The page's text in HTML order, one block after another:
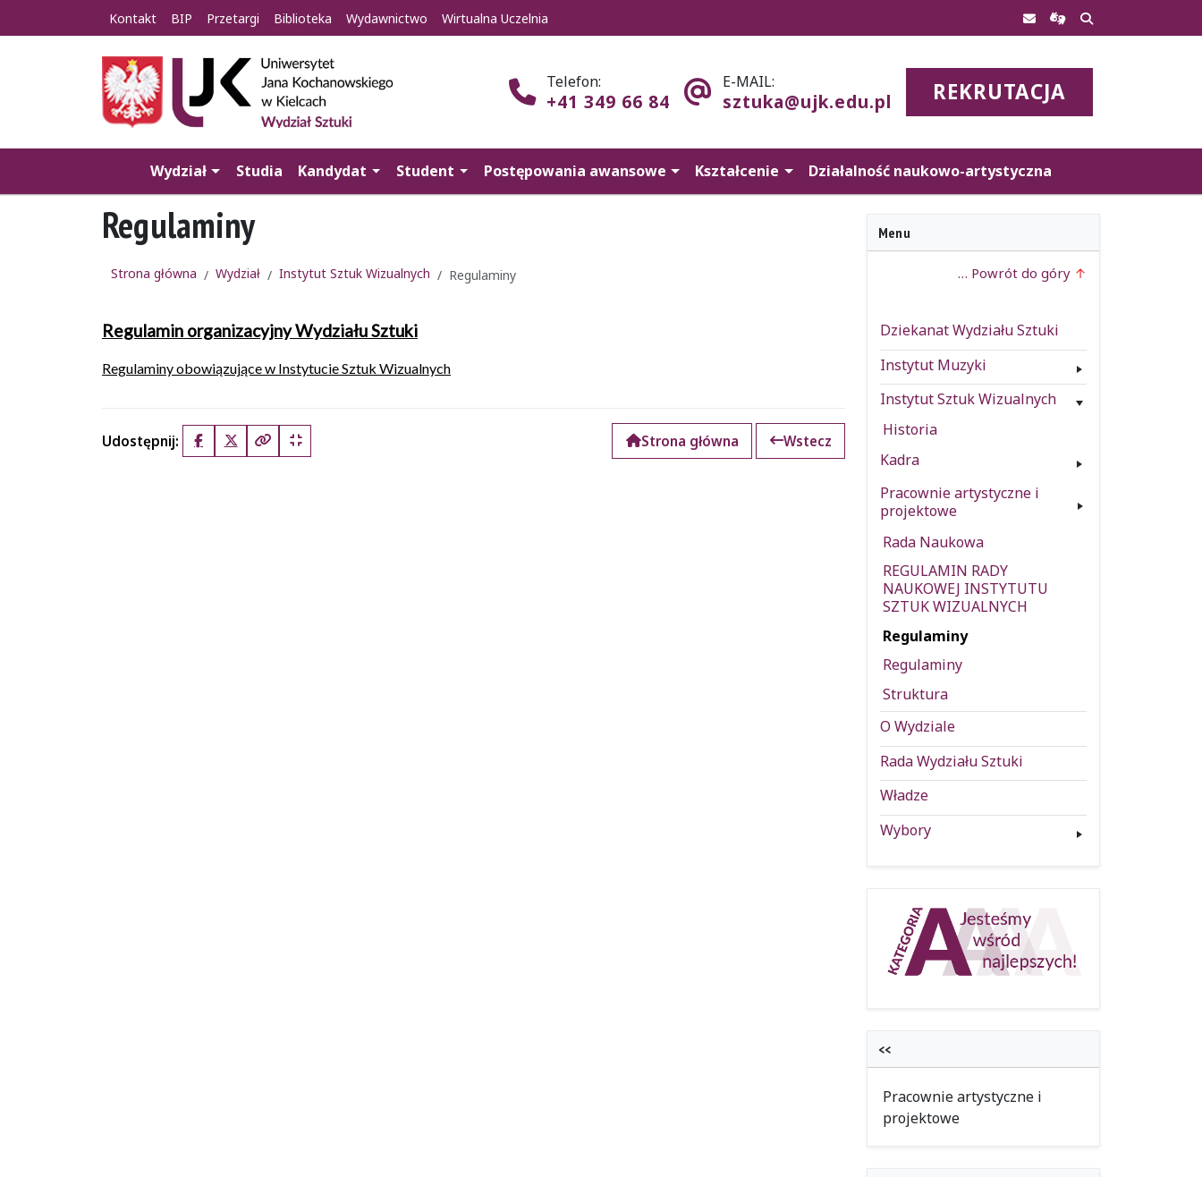
Kontakt BIP Przetargi Biblioteka Wydawnictwo Wirtualna Uczelnia
Telefon:
+41 349 66 84
E-MAIL:
sztuka@ujk.edu.pl REKRUTACJA
Wydział Studia Kandydat Student Postępowania awansowe Kształcenie Działalność naukowo-artystyczna
Regulaminy
Strona główna Wydział Instytut Sztuk Wizualnych Regulaminy
Regulamin organizacyjny Wydziału Sztuki
Regulaminy obowiązujące w Instytucie Sztuk Wizualnych
Udostępnij: FacebookX (Twitter)
Kopiuj pełny link
Kopiuj krótki link Strona główna Wstecz
Menu
… Powrót do góry
Dziekanat Wydziału Sztuki
Instytut Muzyki
Instytut Sztuk Wizualnych
Historia
Kadra
Pracownie artystyczne i
projektowe
Rada Naukowa
REGULAMIN RADY
NAUKOWEJ INSTYTUTU
SZTUK WIZUALNYCH
Regulaminy
Regulaminy
Struktura
O Wydziale
Rada Wydziału Sztuki
Władze
Wybory
<<
Pracownie artystyczne i
projektowe